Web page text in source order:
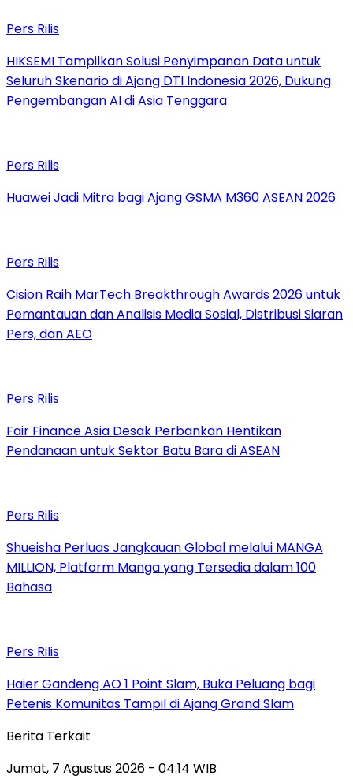
Pers Rilis
HIKSEMI Tampilkan Solusi Penyimpanan Data untuk
Seluruh Skenario di Ajang DTI Indonesia 2026, Dukung
Pengembangan AI di Asia Tenggara
Pers Rilis
Huawei Jadi Mitra bagi Ajang GSMA M360 ASEAN 2026
Pers Rilis
Cision Raih MarTech Breakthrough Awards 2026 untuk
Pemantauan dan Analisis Media Sosial, Distribusi Siaran
Pers, dan AEO
Pers Rilis
Fair Finance Asia Desak Perbankan Hentikan
Pendanaan untuk Sektor Batu Bara di ASEAN
Pers Rilis
Shueisha Perluas Jangkauan Global melalui MANGA
MILLION, Platform Manga yang Tersedia dalam 100
Bahasa
Pers Rilis
Haier Gandeng AO 1 Point Slam, Buka Peluang bagi
Petenis Komunitas Tampil di Ajang Grand Slam
Berita Terkait
Jumat, 7 Agustus 2026 - 04:14 WIB